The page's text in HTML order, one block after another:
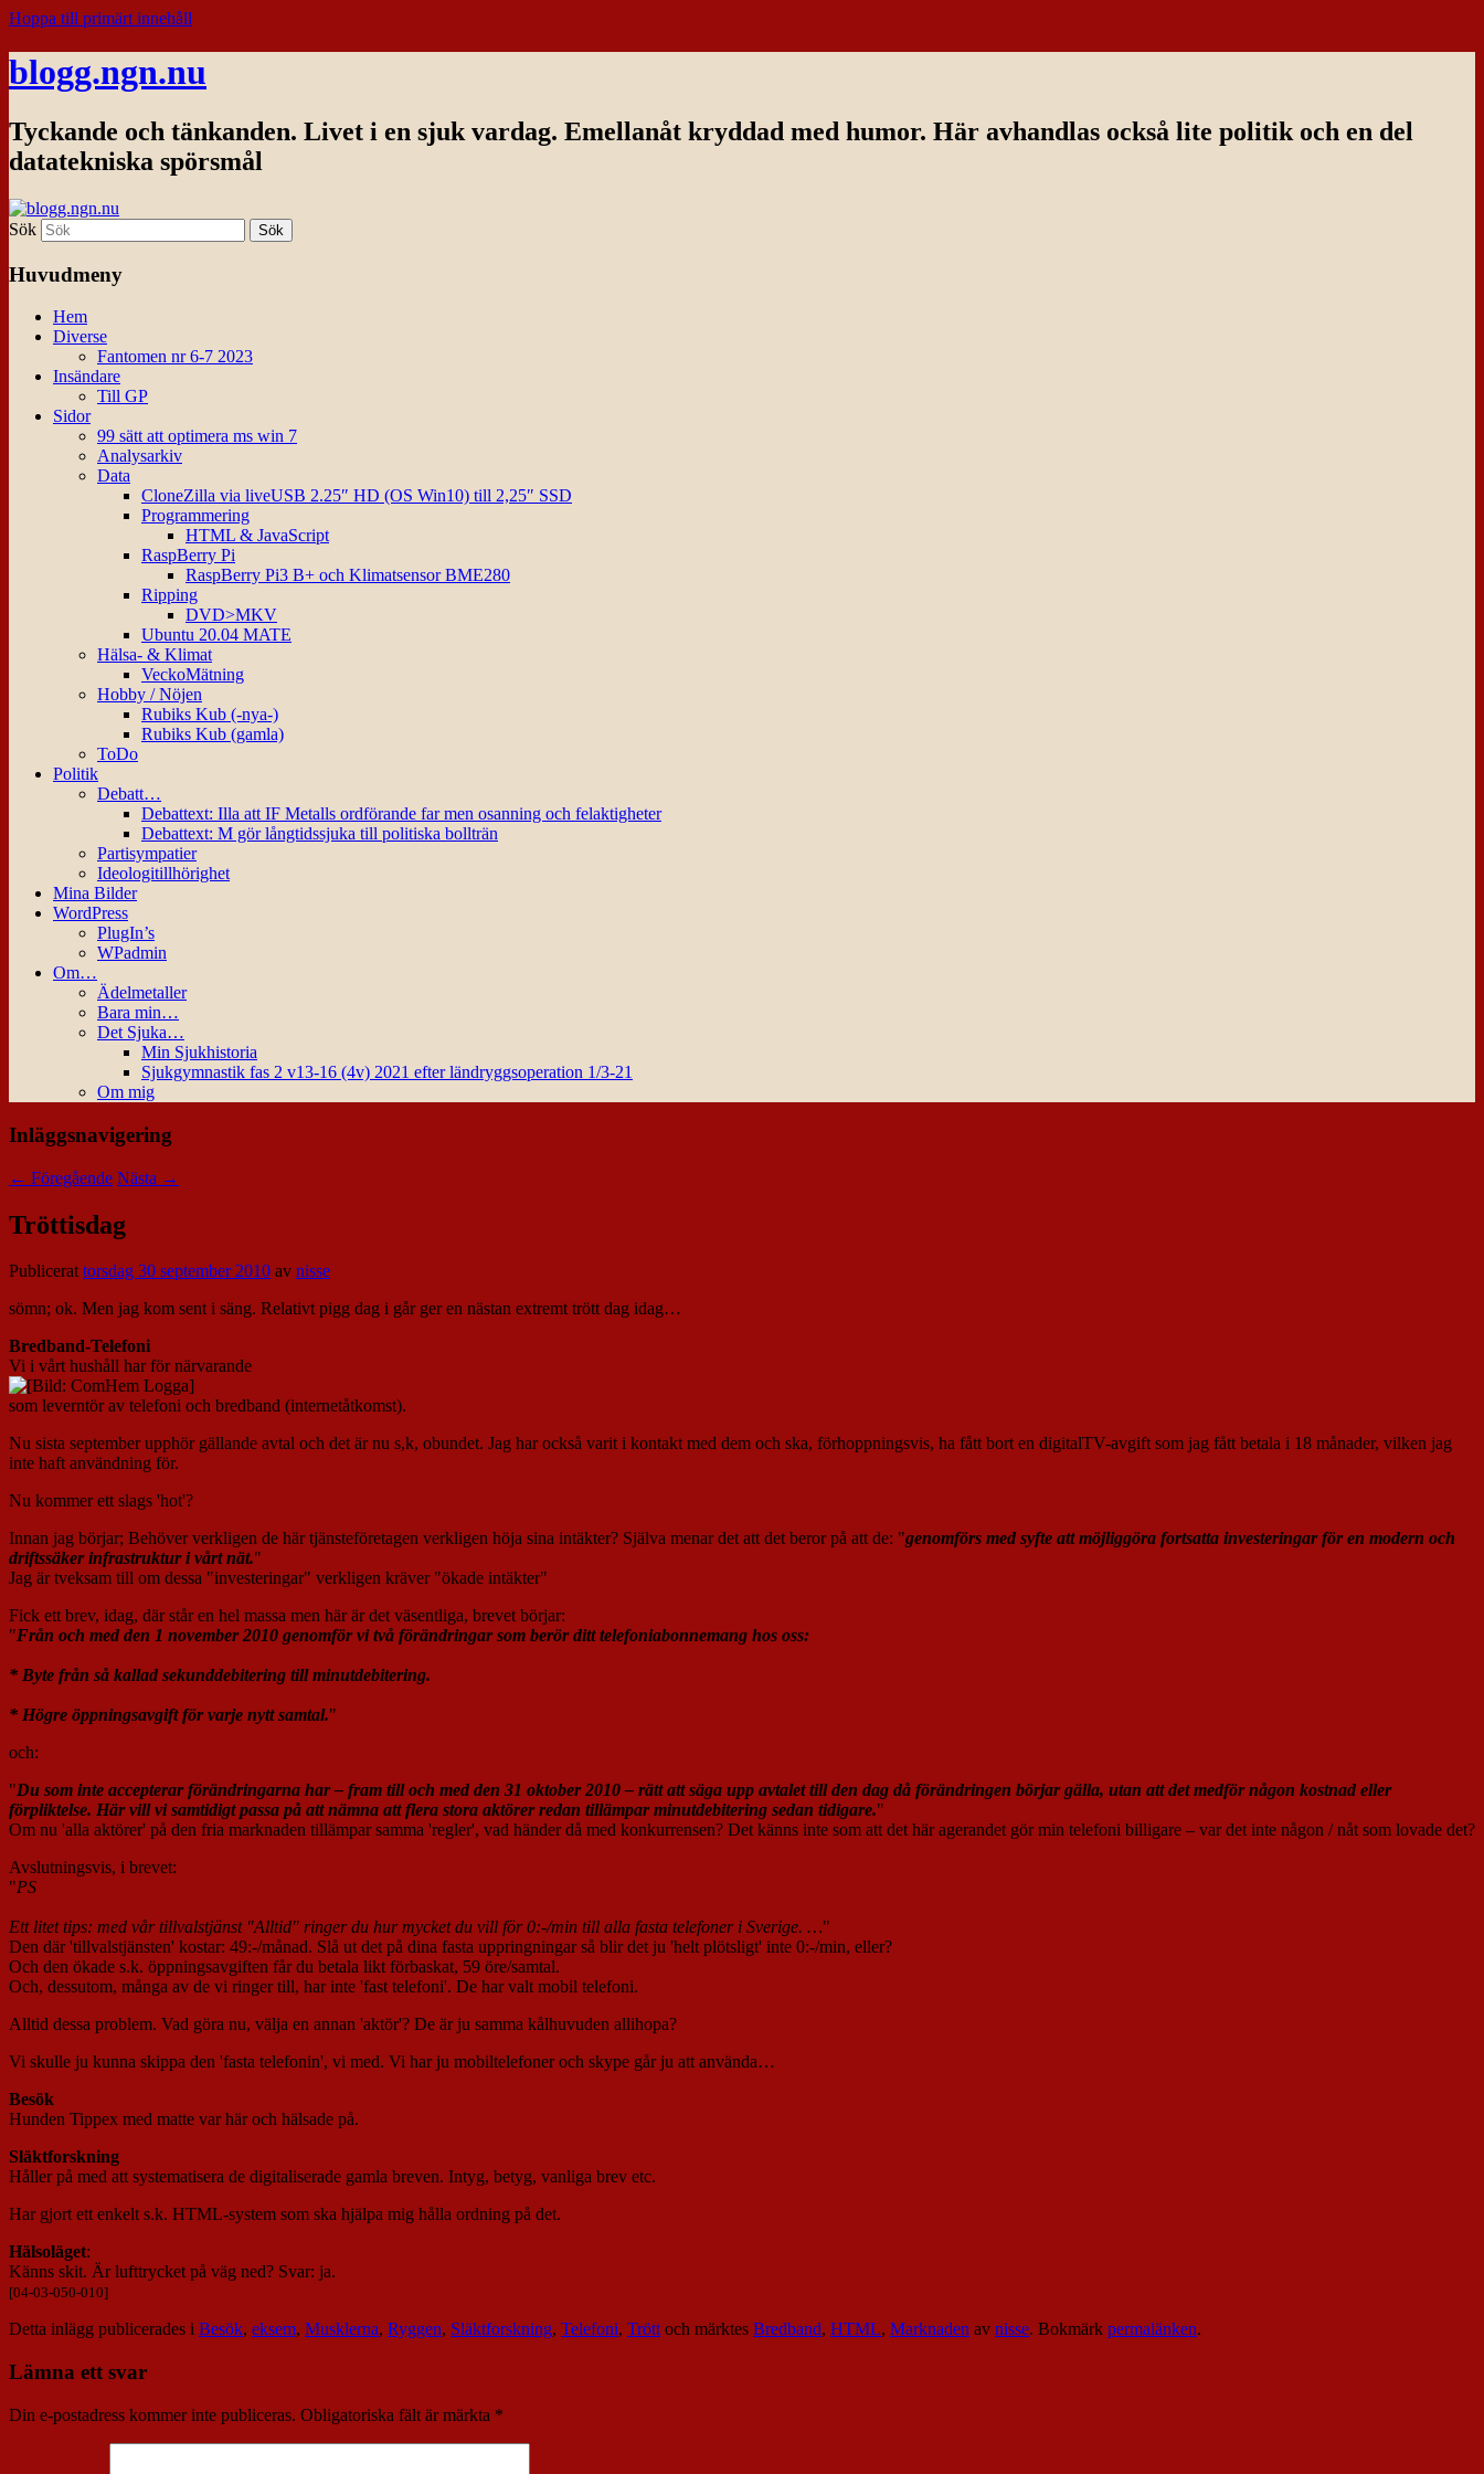
Hoppa till primärt innehåll
blogg.ngn.nu
Tyckande och tänkanden. Livet i en sjuk vardag. Emellanåt kryddad med humor. Här avhandlas också lite politik och en del
datatekniska spörsmål
Sök
Huvudmeny
Hem
Diverse
Fantomen nr 6-7 2023
Insändare
Till GP
Sidor
99 sätt att optimera ms win 7
Analysarkiv
Data
CloneZilla via liveUSB 2.25″ HD (OS Win10) till 2,25″ SSD
Programmering
HTML & JavaScript
RaspBerry Pi
RaspBerry Pi3 B+ och Klimatsensor BME280
Ripping
DVD>MKV
Ubuntu 20.04 MATE
Hälsa- & Klimat
VeckoMätning
Hobby / Nöjen
Rubiks Kub (-nya-)
Rubiks Kub (gamla)
ToDo
Politik
Debatt…
Debattext: Illa att IF Metalls ordförande far men osanning och felaktigheter
Debattext: M gör långtidssjuka till politiska bollträn
Partisympatier
Ideologitillhörighet
Mina Bilder
WordPress
PlugIn’s
WPadmin
Om…
Ädelmetaller
Bara min…
Det Sjuka…
Min Sjukhistoria
Sjukgymnastik fas 2 v13-16 (4v) 2021 efter ländryggsoperation 1/3-21
Om mig
Inläggsnavigering
← Föregående Nästa →
Tröttisdag
Publicerattorsdag 30 september 2010 av nisse
sömn; ok. Men jag kom sent i säng. Relativt pigg dag i går ger en nästan extremt trött dag idag…
Bredband-Telefoni
Vi i vårt hushåll har för närvarande
som leverntör av telefoni och bredband (internetåtkomst).
Nu sista september upphör gällande avtal och det är nu s,k, obundet. Jag har också varit i kontakt med dem och ska, förhoppningsvis, ha fått bort en digitalTV-avgift som jag fått betala i 18 månader, vilken jag
inte haft användning för.
Nu kommer ett slags 'hot'?
Innan jag börjar; Behöver verkligen de här tjänsteföretagen verkligen höja sina intäkter? Själva menar det att det beror på att de: "genomförs med syfte att möjliggöra fortsatta investeringar för en modern och
driftssäker infrastruktur i vårt nät."
Jag är tveksam till om dessa "investeringar" verkligen kräver "ökade intäkter"
Fick ett brev, idag, där står en hel massa men här är det väsentliga, brevet börjar:
"Från och med den 1 november 2010 genomför vi två förändringar som berör ditt telefoniabonnemang hos oss:
* Byte från så kallad sekunddebitering till minutdebitering.
* Högre öppningsavgift för varje nytt samtal."
och:
"Du som inte accepterar förändringarna har – fram till och med den 31 oktober 2010 – rätt att säga upp avtalet till den dag då förändringen börjar gälla, utan att det medför någon kostnad eller
förpliktelse. Här vill vi samtidigt passa på att nämna att flera stora aktörer redan tillämpar minutdebitering sedan tidigare."
Om nu 'alla aktörer' på den fria marknaden tillämpar samma 'regler', vad händer då med konkurrensen? Det känns inte som att det här agerandet gör min telefoni billigare – var det inte någon / nåt som lovade det?
Avslutningsvis, i brevet:
"PS
Ett litet tips: med vår tillvalstjänst "Alltid" ringer du hur mycket du vill för 0:-/min till alla fasta telefoner i Sverige. …"
Den där 'tillvalstjänsten' kostar: 49:-/månad. Slå ut det på dina fasta uppringningar så blir det ju 'helt plötsligt' inte 0:-/min, eller?
Och den ökade s.k. öppningsavgiften får du betala likt förbaskat, 59 öre/samtal.
Och, dessutom, många av de vi ringer till, har inte 'fast telefoni'. De har valt mobil telefoni.
Alltid dessa problem. Vad göra nu, välja en annan 'aktör'? De är ju samma kålhuvuden allihopa?
Vi skulle ju kunna skippa den 'fasta telefonin', vi med. Vi har ju mobiltelefoner och skype går ju att använda…
Besök
Hunden Tippex med matte var här och hälsade på.
Släktforskning
Håller på med att systematisera de digitaliserade gamla breven. Intyg, betyg, vanliga brev etc.
Har gjort ett enkelt s.k. HTML-system som ska hjälpa mig hålla ordning på det.
Hälsoläget:
Känns skit. Är lufttrycket på väg ned? Svar: ja.
[04-03-050-010]
Detta inlägg publicerades i Besök, eksem, Musklerna, Ryggen, Släktforskning, Telefoni, Tröttoch märktes Bredband, HTML, Marknaden av nisse. Bokmärk permalänken.
Lämna ett svar
Din e-postadress kommer inte publiceras. Obligatoriska fält är märkta *